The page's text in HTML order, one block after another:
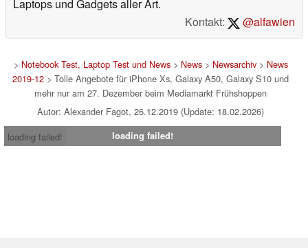
Laptops und Gadgets aller Art.
Kontakt:
@alfawien
> Notebook Test, Laptop Test und News> News> Newsarchiv> News
2019-12 > Tolle Angebote für iPhone Xs, Galaxy A50, Galaxy S10 und
mehr nur am 27. Dezember beim Mediamarkt Frühshoppen
Autor: Alexander Fagot, 26.12.2019 (Update: 18.02.2026)
loading failed!
loading failed!